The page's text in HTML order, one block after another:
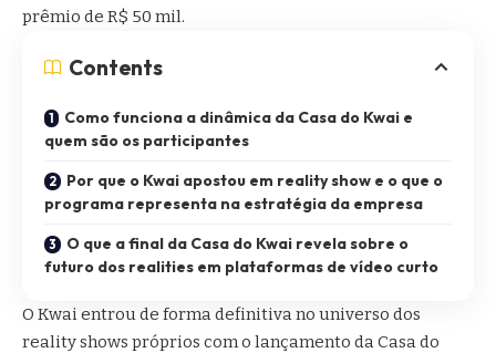
prêmio de R$ 50 mil.
Contents
Como funciona a dinâmica da Casa do Kwai e
quem são os participantes
Por que o Kwai apostou em reality show e o que o
programa representa na estratégia da empresa
O que a final da Casa do Kwai revela sobre o
futuro dos realities em plataformas de vídeo curto
O Kwai entrou de forma definitiva no universo dos
reality shows próprios com o lançamento da Casa do